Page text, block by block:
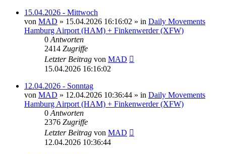
15.04.2026 - Mittwoch
von MAD » 15.04.2026 16:16:02 » in Daily Movements
Hamburg Airport (HAM) + Finkenwerder (XFW)
0 Antworten
2414 Zugriffe
Letzter Beitrag von MAD
15.04.2026 16:16:02
12.04.2026 - Sonntag
von MAD » 12.04.2026 10:36:44 » in Daily Movements
Hamburg Airport (HAM) + Finkenwerder (XFW)
0 Antworten
2376 Zugriffe
Letzter Beitrag von MAD
12.04.2026 10:36:44